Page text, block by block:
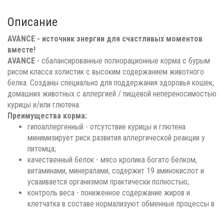
Описание
AVANCE - источник энергии для счастливых моментов
вместе!
AVANCE - сбалансированные полнорационные корма с бурым
рисом класса холистик с высоким содержанием животного
белка. Созданы специально для поддержания здоровья кошек,
домашних животных с аллергией / пищевой непереносимостью
курицы и/или глютена.
Преимущества корма:
гипоаллергенный - отсутствие курицы и глютена
минимизирует риск развития аллергической реакции у
питомца;
качественный белок - мясо кролика богато белком,
витаминами, минералами, содержит 19 аминокислот и
усваивается организмом практически полностью;
контроль веса - пониженное содержание жиров и
клетчатка в составе нормализуют обменные процессы в